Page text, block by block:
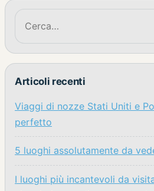
Cerca:
Articoli recenti
Viaggi di nozze Stati Uniti e
perfetto
5 luoghi assolutamente da
I luoghi più incantevoli da